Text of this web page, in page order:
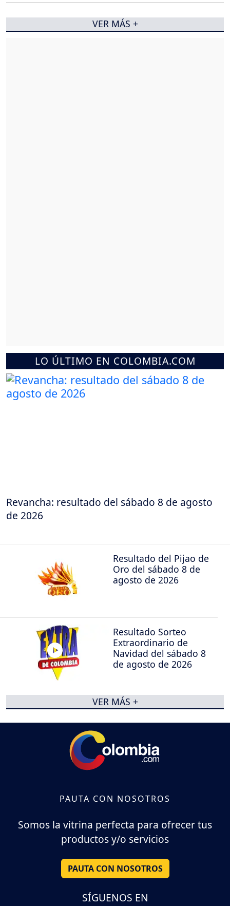
LO ÚLTIMO EN COLOMBIA.COM
Revancha: resultado del sábado 8 de agosto
de 2026
Resultado del Pijao de
Oro del sábado 8 de
agosto de 2026
Resultado Sorteo
Extraordinario de
Navidad del sábado 8
de agosto de 2026
VER MÁS +
VER MÁS +
PAUTA CON NOSOTROS
Somos la vitrina perfecta para ofrecer tus
productos y/o servicios
PAUTA CON NOSOTROS
SÍGUENOS EN